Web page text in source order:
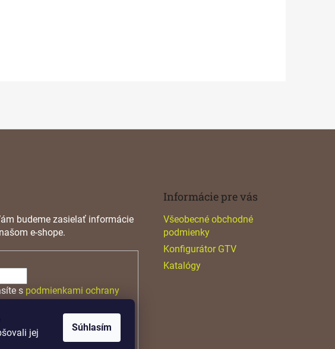
jej
Súhlasím
a
y
v
ý
p
s
u
budeme zasielať informácie
e-shope.
s podmienkami ochrany
Informácie pre vás
Všeobecné obchodné
podmienky
Konfigurátor GTV
Katalógy